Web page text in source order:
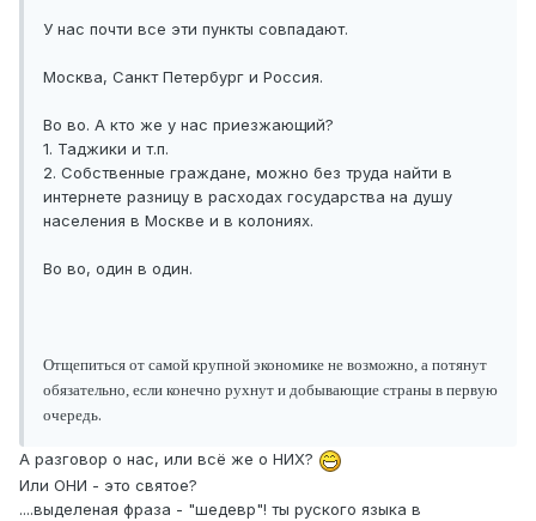
У нас почти все эти пункты совпадают.
Москва, Санкт Петербург и Россия.
Во во. А кто же у нас приезжающий?
1. Таджики и т.п.
2. Собственные граждане, можно без труда найти в
интернете разницу в расходах государства на душу
населения в Москве и в колониях.
Во во, один в один.
Отщепиться от самой крупной экономике не возможно, а потянут
обязательно, если конечно рухнут и добывающие страны в первую
очередь.
А разговор о нас, или всё же о НИХ?
Или ОНИ - это святое?
....выделеная фраза - "шедевр"! ты руского языка в